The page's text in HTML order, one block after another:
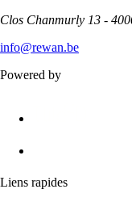
Clos Chanmurly 13 -
info@rewan.be
Powered by
Liens rapides